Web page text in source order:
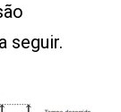
seguir.